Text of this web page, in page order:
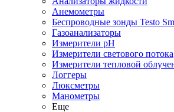
Анемометры
Беспроводные зонды Testo
Газоанализаторы
Измерители pH
Измерители светового потока
Измерители тепловой
Логгеры
Люксметры
Манометры
Еще